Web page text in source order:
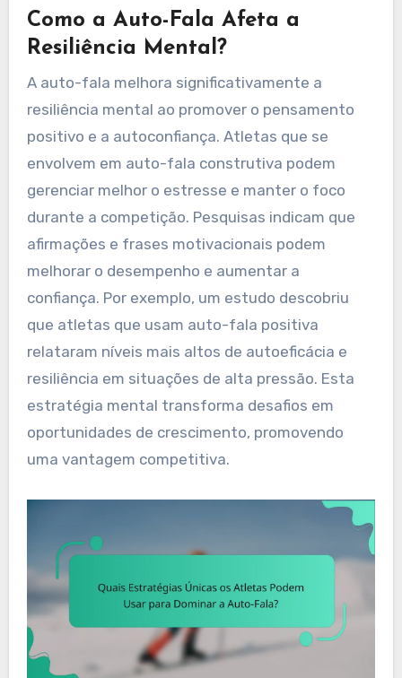
Como a Auto-Fala Afeta a
Resiliência Mental?
A auto-fala melhora significativamente a
resiliência mental ao promover o pensamento
positivo e a autoconfiança. Atletas que se
envolvem em auto-fala construtiva podem
gerenciar melhor o estresse e manter o foco
durante a competição. Pesquisas indicam que
afirmações e frases motivacionais podem
melhorar o desempenho e aumentar a
confiança. Por exemplo, um estudo descobriu
que atletas que usam auto-fala positiva
relataram níveis mais altos de autoeficácia e
resiliência em situações de alta pressão. Esta
estratégia mental transforma desafios em
oportunidades de crescimento, promovendo
uma vantagem competitiva.